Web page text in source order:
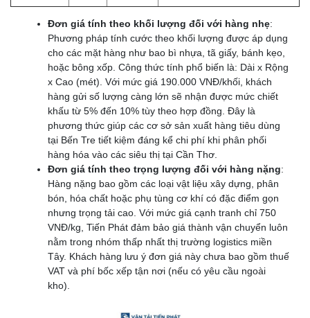
Đơn giá tính theo khối lượng đối với hàng nhẹ:
Phương pháp tính cước theo khối lượng được áp dụng
cho các mặt hàng như bao bì nhựa, tã giấy, bánh kẹo,
hoặc bông xốp. Công thức tính phổ biến là: Dài x Rộng
x Cao (mét). Với mức giá 190.000 VNĐ/khối, khách
hàng gửi số lượng càng lớn sẽ nhận được mức chiết
khấu từ 5% đến 10% tùy theo hợp đồng. Đây là
phương thức giúp các cơ sở sản xuất hàng tiêu dùng
tại Bến Tre tiết kiệm đáng kể chi phí khi phân phối
hàng hóa vào các siêu thị tại Cần Thơ.
Đơn giá tính theo trọng lượng đối với hàng nặng:
Hàng nặng bao gồm các loại vật liệu xây dựng, phân
bón, hóa chất hoặc phụ tùng cơ khí có đặc điểm gọn
nhưng trọng tải cao. Với mức giá cạnh tranh chỉ 750
VNĐ/kg, Tiến Phát đảm bảo giá thành vận chuyển luôn
nằm trong nhóm thấp nhất thị trường logistics miền
Tây. Khách hàng lưu ý đơn giá này chưa bao gồm thuế
VAT và phí bốc xếp tận nơi (nếu có yêu cầu ngoài
kho).